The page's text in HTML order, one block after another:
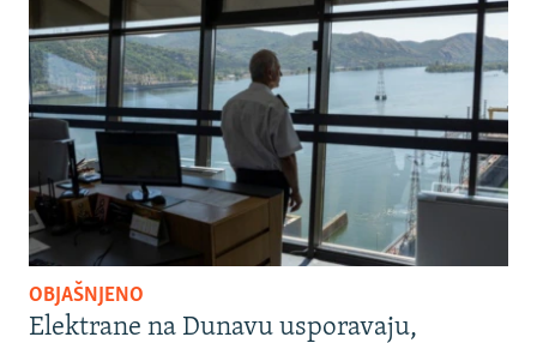
OBJAŠNJENO
Elektrane na Dunavu usporavaju,